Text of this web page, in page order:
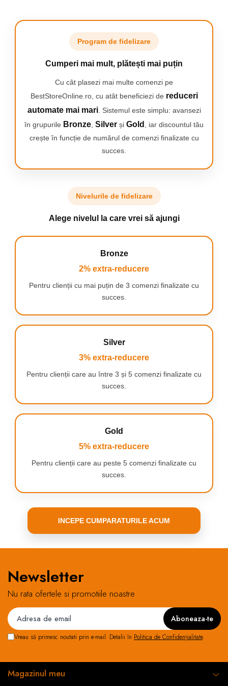
alte accesorii –
ideale pentru
dezvoltarea
imaginației și a
abilităților
manuale. Valiza
estetică cu mâner
facilitează
depozitarea și
transportul setului,
fiind perfectă
pentru acasă,
școală sau
călătorii. Aceasta
este o idee
grozavă de cadou
care va oferi ore
întregi de
distracție creativă.
complet de creioane colorate, vopsele, markere!
Program de fidelizare
Cumperi mai mult, plătești mai puțin
Cu cât plasezi mai multe comenzi pe
BestStoreOnline.ro, cu atât beneficiezi de reduceri
automate mai mari. Sistemul este simplu: avansezi
în grupurile Bronze Silver și Gold
, iar discountul tău
crește în funcție de numărul de comenzi finalizate cu
succes.
Nivelurile de fidelizare
Alege nivelul la care vrei să ajungi
Bronze
2% extra-reducere
Pentru clienții cu mai puțin de 3 comenzi finalizate cu
succes.
Silver
3% extra-reducere
Pentru clienții care au între 3 și 5 comenzi finalizate cu
succes.
Gold
5% extra-reducere
Pentru clienții care au peste 5 comenzi finalizate cu
succes.
INCEPE CUMPARATURILE ACUM
Newsletter
Nu rata ofertele si promotiile noastre
Vreau să primesc noutati prin e-mail. Detalii în Politica de Confidențialitate.
Magazinul meu